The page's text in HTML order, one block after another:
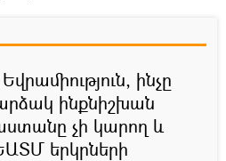
ինչը
ինքնիշխան
չի կարող և
երկրների